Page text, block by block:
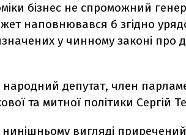
бізнес не спроможний
наповнювався б згідно
у чинному законі про
депутат, член
та митної політики Сергій
вигляді